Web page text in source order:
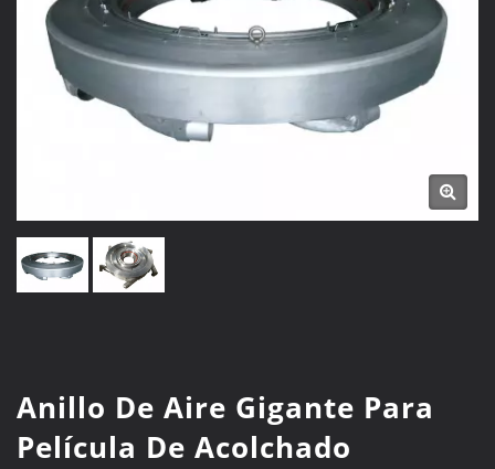
Anillo De Aire Gigante Para
Película De Acolchado